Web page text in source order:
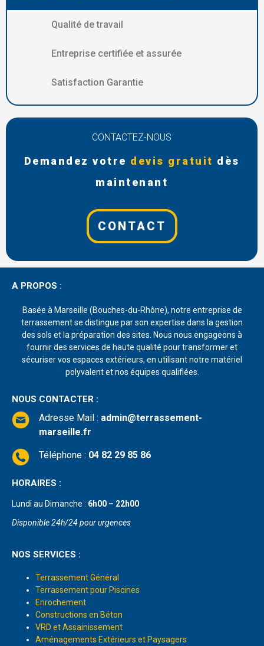
Qualité de travail
Entreprise certifiée et assurée
Satisfaction Garantie
CONTACTEZ-NOUS
Demandez votre devis gratuit dès
maintenant
CONTACT
A PROPOS :
Basée à Marseille (Bouches-du-Rhône), notre entreprise de
terrassement se distingue par son expertise dans la gestion
des sols et la préparation des sites. Nous nous engageons à
fournir des services de haute qualité pour transformer et
sécuriser vos espaces extérieurs, en utilisant notre matériel
polyvalent et nos équipes qualifiées.
NOUS CONTACTER :
Adresse Mail : admin@terrassement-
marseille.fr
Téléphone : 04 82 29 85 86
HORAIRES :
Lundi au Dimanche : 6h00 – 22h00
Disponible 24h/24 pour urgences
NOS SERVICES :
Terrassement Général
Terrassement pour Piscines
Enrochement
Constructions en Béton
VRD et Assainissement
Aménagements Extérieurs et Paysagers